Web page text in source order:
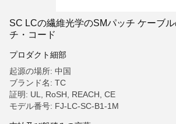
SC LCの繊維光学のSMパッチ ケーブ
チ・コード
プロダクト細部
起源の場所: 中国
ブランド名: TC
証明: UL, RoSH, REACH, CE
モデル番号: FJ-LC-SC-B1-1M